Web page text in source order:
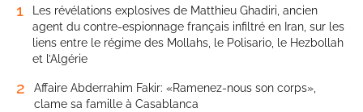
1
Les révélations explosives de Matthieu Ghadiri, ancien
agent du contre-espionnage français infiltré en Iran, sur les
liens entre le régime des Mollahs, le Polisario, le Hezbollah
et l’Algérie
2
Affaire Abderrahim Fakir: «Ramenez-nous son corps»,
clame sa famille à Casablanca